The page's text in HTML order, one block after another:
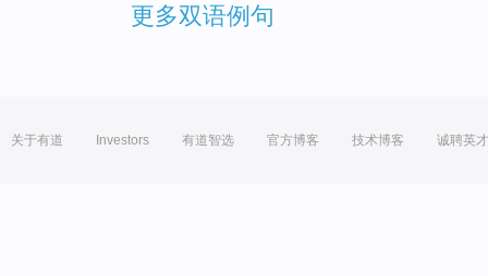
更多双语例句
关于有道 Investors 有道智选 官方博客 技术博客 诚聘英才